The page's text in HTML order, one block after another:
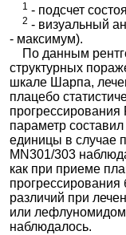
1 - подсчет
2 - визуальный
- максимум).
По данным
структурных
шкале Шарпа,
плацебо
параметр
единицы в случае
MN301/303
как при приеме
различий при
или
наблюдалось.